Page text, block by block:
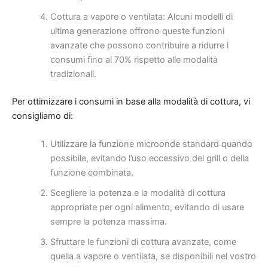
Cottura a vapore o ventilata: Alcuni modelli di
ultima generazione offrono queste funzioni
avanzate che possono contribuire a ridurre i
consumi fino al 70% rispetto alle modalità
tradizionali.
Per ottimizzare i consumi in base alla modalità di cottura, vi
consigliamo di:
Utilizzare la funzione microonde standard quando
possibile, evitando l’uso eccessivo del grill o della
funzione combinata.
Scegliere la potenza e la modalità di cottura
appropriate per ogni alimento, evitando di usare
sempre la potenza massima.
Sfruttare le funzioni di cottura avanzate, come
quella a vapore o ventilata, se disponibili nel vostro